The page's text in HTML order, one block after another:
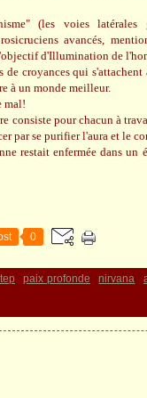
(les voies latérales
avancés,
d'Illumination de
de croyances qui
à un monde meilleur.
mal!
pour chacun à
par se purifier l'aura et le
restait enfermée dans un
0
paix profonde nirvana